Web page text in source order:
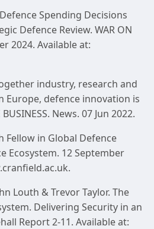
Spending Decisions
Defence Review. WAR ON
2024. Available at:
industry, research and
Europe, defence innovation is
News. 07 Jun 2022.
Fellow in Global Defence
Ecosystem. 12 September
Louth & Trevor Taylor. The
Delivering Security in an
Report 2-11. Available at: